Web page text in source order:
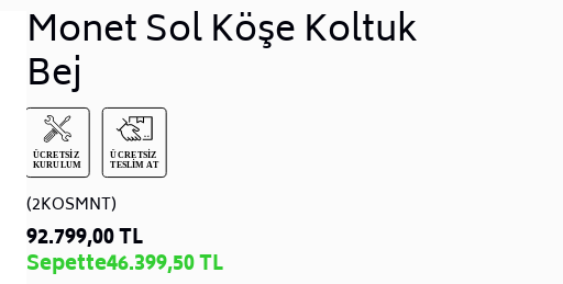
Monet Sol Köşe Koltuk
Bej
(2KOSMNT)
92.799,00 TL
Sepette46.399,50 TL